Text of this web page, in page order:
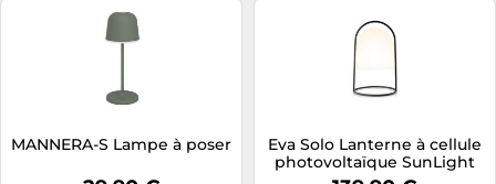
MANNERA-S Lampe à poser
Eva Solo Lanterne à cellule
photovoltaïque SunLight
43 cm